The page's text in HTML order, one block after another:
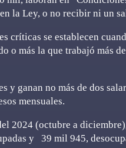
la Ley, o no recibir ni un
críticas se establecen
o más la que trabajó más
y ganan no más de dos
mensuales.
2024 (octubre a
y 39 mil 945,